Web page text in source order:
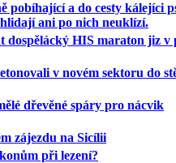
pobíhající a do cesty kálejíci
ani po nich neuklízí.
dospělácký HIS maraton jiz v
v novém sektoru do
dřevěné spáry pro nácvik
zájezdu na Sicílii
při lezení?